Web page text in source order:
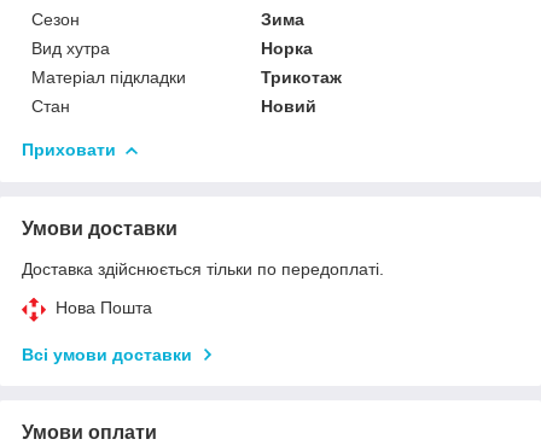
Сезон
Зима
Вид хутра
Норка
Матеріал підкладки
Трикотаж
Стан
Новий
Приховати
Умови доставки
Доставка здійснюється тільки по передоплаті.
Нова Пошта
Всі умови доставки
Умови оплати